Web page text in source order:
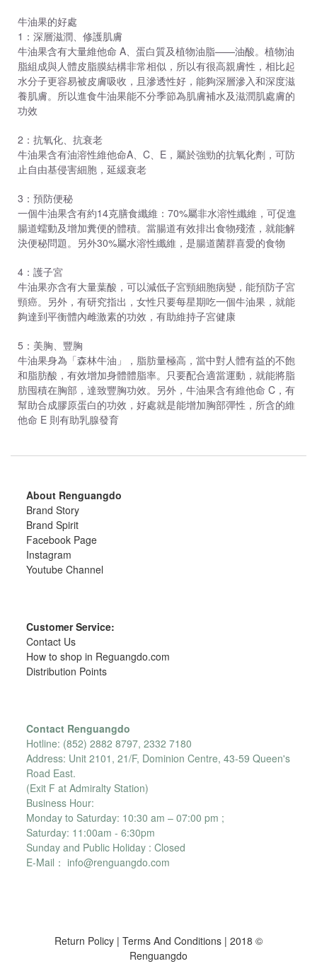
牛油果的好處
1：深層滋潤、修護肌膚
牛油果含有大量維他命 A、蛋白質及植物油脂——油酸。植物油
脂組成與人體皮脂膜結構非常相似，所以有很高親膚性，相比起
水分子更容易被皮膚吸收，且滲透性好，能夠深層滲入和深度滋
養肌膚。所以進食牛油果能不分季節為肌膚補水及滋潤肌處膚的
功效
2：抗氧化、抗衰老
牛油果含有油溶性維他命A、C、E，屬於強勁的抗氧化劑，可防
止自由基侵害細胞，延緩衰老
3：預防便秘
一個牛油果含有約14克膳食纖維：70%屬非水溶性纖維，可促進
腸道蠕動及增加糞便的體積。當腸道有效排出食物殘渣，就能解
決便秘問題。另外30%屬水溶性纖維，是腸道菌群喜愛的食物
4：護子宮
牛油果亦含有大量葉酸，可以減低子宮頸細胞病變，能預防子宮
頸癌。另外，有研究指出，女性只要每星期吃一個牛油果，就能
夠達到平衡體內雌激素的功效，有助維持子宮健康
5：美胸、豐胸
牛油果身為「森林牛油」，脂肪量極高，當中對人體有益的不飽
和脂肪酸，有效增加身體體脂率。只要配合適當運動，就能將脂
肪囤積在胸部，達致豐胸功效。另外，牛油果含有維他命 C，有
幫助合成膠原蛋白的功效，好處就是能增加胸部彈性，所含的維
他命 E 則有助乳腺發育
About Renguangdo
Brand Story
Brand Spirit
Facebook Page
Instagram
Youtube Channel
Customer Service:
Contact Us
How to shop in Reguangdo.com
Distribution Points
Contact Renguangdo
Hotline: (852) 2882 8797, 2332 7180
Address: Unit 2101, 21/F, Dominion Centre, 43-59 Queen's
Road East.
(Exit F at Admiralty Station)
Business Hour:
Monday to Saturday: 10:30 am – 07:00 pm ;
Saturday: 11:00am - 6:30pm
Sunday and Public Holiday : Closed
E-Mail： info@renguangdo.com
Return Policy | Terms And Conditions | 2018 ©
Renguangdo